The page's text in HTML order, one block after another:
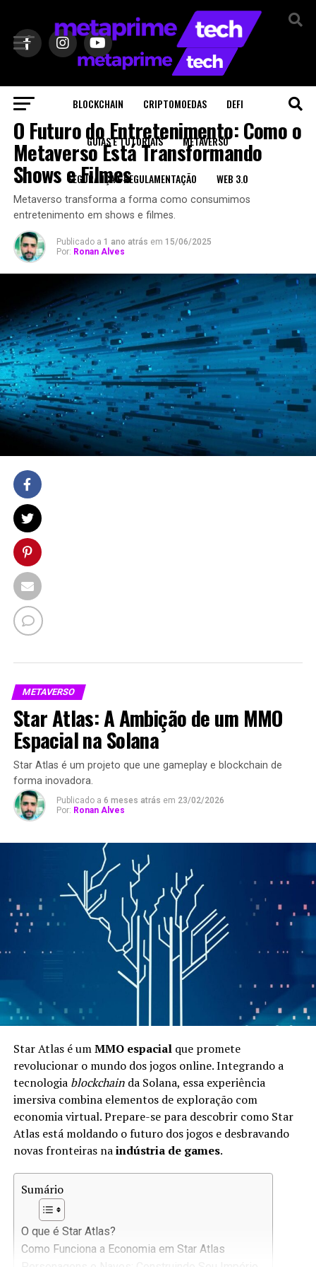
BLOCKCHAIN CRIPTOMOEDAS DEFI
GUIAS E TUTORIAIS METAVERSO
SEGURANÇA E REGULAMENTAÇÃO WEB 3.0
METAVERSO
O Futuro do Entretenimento: Como o
Metaverso Está Transformando
Shows e Filmes
Metaverso transforma a forma como consumimos
entretenimento em shows e filmes.
Publicado a 1 ano atrás em 15/06/2025
Por: Ronan Alves
METAVERSO
Star Atlas: A Ambição de um MMO
Espacial na Solana
Star Atlas é um projeto que une gameplay e blockchain de
forma inovadora.
Publicado a 6 meses atrás em 23/02/2026
Por: Ronan Alves
Star Atlas é umMMO espacialque promete
revolucionar o mundo dos jogos online. Integrando a
tecnologia blockchainda Solana, essa experiência
imersiva combina elementos de exploração com
economia virtual. Prepare-se para descobrir como Star
Atlas está moldando o futuro dos jogos e desbravando
novas fronteiras naindústria de games.
Sumário
O que é Star Atlas?
Como Funciona a Economia em Star Atlas